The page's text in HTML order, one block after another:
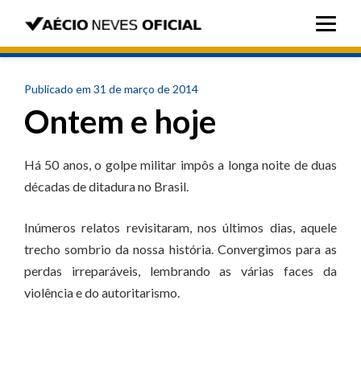
Publicado em 31 de março de 2014
Ontem e hoje
Há 50 anos, o golpe militar impôs a longa noite de duas
décadas de ditadura no Brasil.
Inúmeros relatos revisitaram, nos últimos dias, aquele
trecho sombrio da nossa história. Convergimos para as
perdas irreparáveis, lembrando as várias faces da
violência e do autoritarismo.